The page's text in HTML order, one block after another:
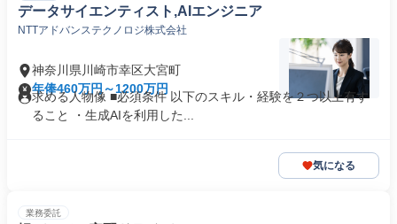
データサイエンティスト,AIエンジニア
NTTアドバンステクノロジ株式会社
神奈川県川崎市幸区大宮町
年俸460万円～1200万円
求める人物像 ■必須条件 以下のスキル・経験を２つ以上有す
ること ・生成AIを利用した...
気になる
業務委託